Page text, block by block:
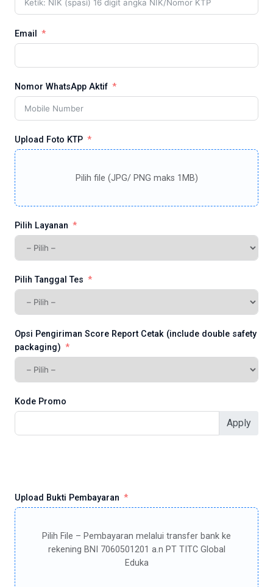
Email
Nomor WhatsApp Aktif
Upload Foto KTP
Pilih file (JPG/ PNG maks 1MB)
Pilih Layanan
Pilih Tanggal Tes
Opsi Pengiriman Score Report Cetak (include double safety
packaging)
Kode Promo
Apply
Upload Bukti Pembayaran
Pilih File – Pembayaran melalui transfer bank ke
rekening BNI 7060501201 a.n PT TITC Global
Eduka